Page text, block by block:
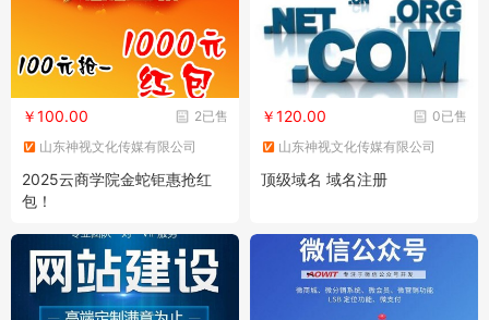
2已售
￥100.00
山东神视文化传媒有限公司
2025云商学院金蛇钜惠抢红
包！
0已售
￥120.00
山东神视文化传媒有限公司
顶级域名 域名注册